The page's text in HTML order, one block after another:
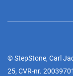
© StepStone, Carl
25, CVR-nr. 20039701